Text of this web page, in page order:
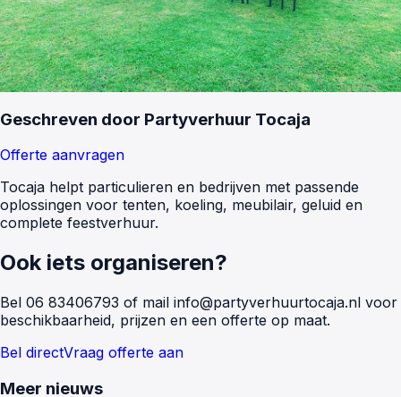
Geschreven door Partyverhuur Tocaja
Offerte aanvragen
Tocaja helpt particulieren en bedrijven met passende
oplossingen voor tenten, koeling, meubilair, geluid en
complete feestverhuur.
Ook iets organiseren?
Bel 06 83406793 of mail info@partyverhuurtocaja.nl voor
beschikbaarheid, prijzen en een offerte op maat.
Bel directVraag offerte aan
Meer nieuws